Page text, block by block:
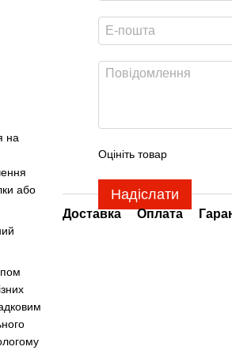
на
або
Оцініть товар
Надіслати
Доставка Оплата